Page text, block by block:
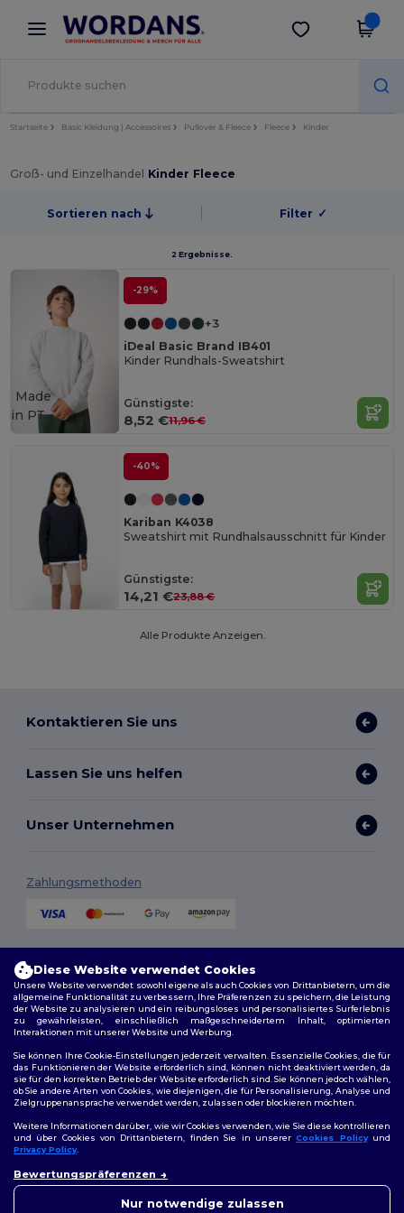
× Wordans App
Bessere Preise in der App!
App holen
Startseite Basic Kleidung | Accessoires Pullover & Fleece Fleece Kinder
Groß- und Einzelhandel Kinder Fleece
Sortieren nach Filter ✓
2 Ergebnisse.
-29%
+3
iDeal Basic Brand IB401
Kinder Rundhals-Sweatshirt
Günstigste:
8,52 €11,96 €
Made
in PT
-40%
Kariban K4038
Sweatshirt mit Rundhalsausschnitt für Kinder
Günstigste:
14,21 €23,88 €
Alle Produkte Anzeigen.
Kontaktieren Sie uns
Lassen Sie uns helfen
Unser Unternehmen
Zahlungsmethoden
Allgemeine Geschäftsbedingungen
Datenschutzbestimmungen|Cookie-Richtlinie|Site Map
Folge uns
Diese Website verwendet Cookies
Unsere Website verwendet sowohl eigene als auch Cookies von Drittanbietern, um die
allgemeine Funktionalität zu verbessern, Ihre Präferenzen zu speichern, die Leistung
der Website zu analysieren und ein reibungsloses und personalisiertes Surferlebnis
zu gewährleisten, einschließlich maßgeschneidertem Inhalt, optimierten
Interaktionen mit unserer Website und Werbung.
Sie können Ihre Cookie-Einstellungen jederzeit verwalten. Essenzielle Cookies, die für
das Funktionieren der Website erforderlich sind, können nicht deaktiviert werden, da
sie für den korrekten Betrieb der Website erforderlich sind. Sie können jedoch wählen,
ob Sie andere Arten von Cookies, wie diejenigen, die für Personalisierung, Analyse und
Zielgruppenansprache verwendet werden, zulassen oder blockieren möchten.
Weitere Informationen darüber, wie wir Cookies verwenden, wie Sie diese kontrollieren
und über Cookies von Drittanbietern, finden Sie in unsererCookies Policyund
Privacy Policy.
Bewertungspräferenzen
Nur notwendige zulassen
uns jederzeit kontaktieren.